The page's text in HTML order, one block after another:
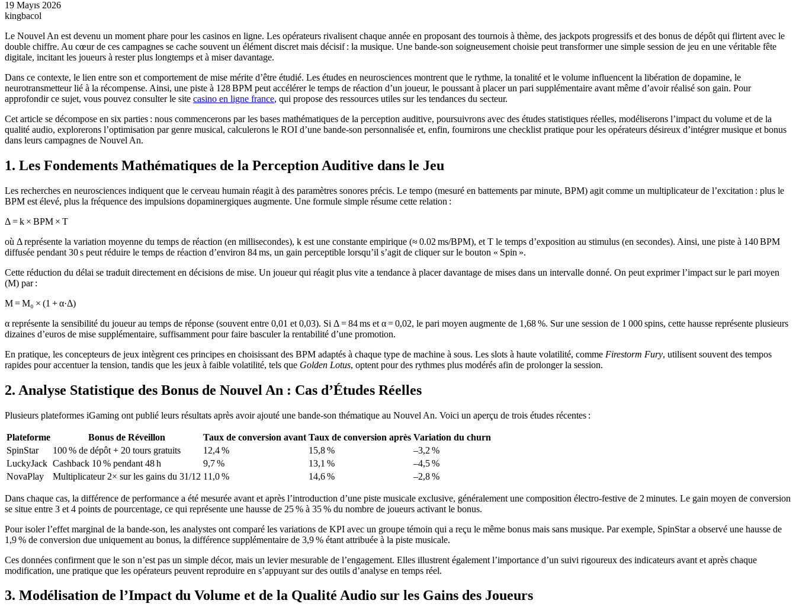
19 Mayıs 2026
kingbacol
Le Nouvel An est devenu un moment phare pour les casinos en ligne. Les opérateurs rivalisent chaque année en proposant des tournois à thème, des jackpots progressifs et des bonus de dépôt qui flirtent avec le
double chiffre. Au cœur de ces campagnes se cache souvent un élément discret mais décisif : la musique. Une bande‑son soigneusement choisie peut transformer une simple session de jeu en une véritable fête
digitale, incitant les joueurs à rester plus longtemps et à miser davantage.
Dans ce contexte, le lien entre son et comportement de mise mérite d’être étudié. Les études en neurosciences montrent que le rythme, la tonalité et le volume influencent la libération de dopamine, le
neurotransmetteur lié à la récompense. Ainsi, une piste à 128 BPM peut accélérer le temps de réaction d’un joueur, le poussant à placer un pari supplémentaire avant même d’avoir réalisé son gain. Pour
approfondir ce sujet, vous pouvez consulter le site casino en ligne france, qui propose des ressources utiles sur les tendances du secteur.
Cet article se décompose en six parties : nous commencerons par les bases mathématiques de la perception auditive, poursuivrons avec des études statistiques réelles, modéliserons l’impact du volume et de la
qualité audio, explorerons l’optimisation par genre musical, calculerons le ROI d’une bande‑son personnalisée et, enfin, fournirons une checklist pratique pour les opérateurs désireux d’intégrer musique et bonus
dans leurs campagnes de Nouvel An.
1. Les Fondements Mathématiques de la Perception Auditive dans le Jeu
Les recherches en neurosciences indiquent que le cerveau humain réagit à des paramètres sonores précis. Le tempo (mesuré en battements par minute, BPM) agit comme un multiplicateur de l’excitation : plus le
BPM est élevé, plus la fréquence des impulsions dopaminergiques augmente. Une formule simple résume cette relation :
Δ = k × BPM × T
où Δ représente la variation moyenne du temps de réaction (en millisecondes), k est une constante empirique (≈ 0.02 ms/BPM), et T le temps d’exposition au stimulus (en secondes). Ainsi, une piste à 140 BPM
diffusée pendant 30 s peut réduire le temps de réaction d’environ 84 ms, un gain perceptible lorsqu’il s’agit de cliquer sur le bouton « Spin ».
Cette réduction du délai se traduit directement en décisions de mise. Un joueur qui réagit plus vite a tendance à placer davantage de mises dans un intervalle donné. On peut exprimer l’impact sur le pari moyen
(M) par :
M = M₀ × (1 + α·Δ)
α représente la sensibilité du joueur au temps de réponse (souvent entre 0,01 et 0,03). Si Δ = 84 ms et α = 0,02, le pari moyen augmente de 1,68 %. Sur une session de 1 000 spins, cette hausse représente plusieurs
dizaines d’euros de mise supplémentaire, suffisamment pour faire basculer la rentabilité d’une promotion.
En pratique, les concepteurs de jeux intègrent ces principes en choisissant des BPM adaptés à chaque type de machine à sous. Les slots à haute volatilité, comme Firestorm Fury, utilisent souvent des tempos
rapides pour accentuer la tension, tandis que les jeux à faible volatilité, tels que Golden Lotus, optent pour des rythmes plus modérés afin de prolonger la session.
2. Analyse Statistique des Bonus de Nouvel An : Cas d’Études Réelles
Plusieurs plateformes iGaming ont publié leurs résultats après avoir ajouté une bande‑son thématique au Nouvel An. Voici un aperçu de trois études récentes :
Plateforme Bonus de Réveillon Taux de conversion avant Taux de conversion après Variation du churn
SpinStar
100 % de dépôt + 20 tours gratuits 12,4 % 15,8 %
–3,2 %
LuckyJack Cashback 10 % pendant 48 h 9,7 % 13,1 %
–4,5 %
NovaPlay
Multiplicateur 2× sur les gains du 31/12 11,0 % 14,6 % –2,8 %
Dans chaque cas, la différence de performance a été mesurée avant et après l’introduction d’une piste musicale exclusive, généralement une composition électro‑festive de 2 minutes. Le gain moyen de conversion
se situe entre 3 et 4 points de pourcentage, ce qui représente une hausse de 25 % à 35 % du nombre de joueurs activant le bonus.
Pour isoler l’effet marginal de la bande‑son, les analystes ont comparé les variations de KPI avec un groupe témoin qui a reçu le même bonus mais sans musique. Par exemple, SpinStar a observé une hausse de
1,9 % de conversion due uniquement au bonus, la différence supplémentaire de 3,9 % étant attribuée à la piste musicale.
Ces données confirment que le son n’est pas un simple décor, mais un levier mesurable de l’engagement. Elles illustrent également l’importance d’un suivi rigoureux des indicateurs avant et après chaque
modification, une pratique que les opérateurs peuvent reproduire en s’appuyant sur des outils d’analyse en temps réel.
3. Modélisation de l’Impact du Volume et de la Qualité Audio sur les Gains des Joueurs